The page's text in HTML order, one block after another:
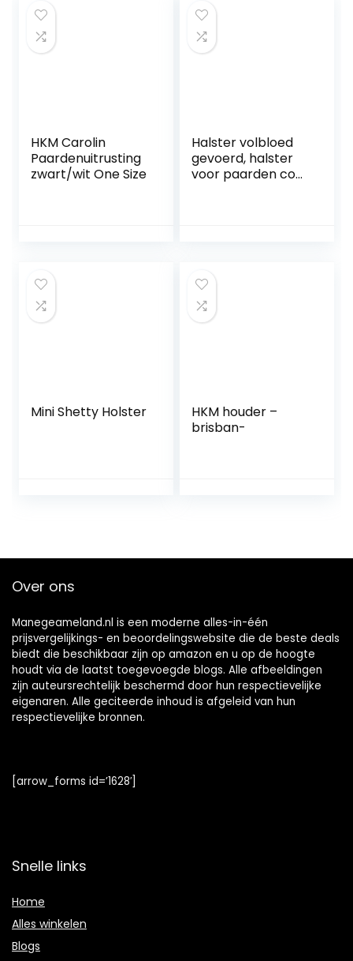
HKM Carolin
Paardenuitrusting
zwart/wit One Size
Halster volbloed
gevoerd, halster
voor paarden cob,
Mini Shetty Holster
HKM houder –
brisban-
Over ons
Manegeameland.nl is een moderne alles-in-één
prijsvergelijkings- en beoordelingswebsite die de beste deals
biedt die beschikbaar zijn op amazon en u op de hoogte
houdt via de laatst toegevoegde blogs. Alle afbeeldingen
zijn auteursrechtelijk beschermd door hun respectievelijke
eigenaren. Alle geciteerde inhoud is afgeleid van hun
respectievelijke bronnen.
[arrow_forms id=’1628′]
Snelle links
Home
Alles winkelen
Blogs